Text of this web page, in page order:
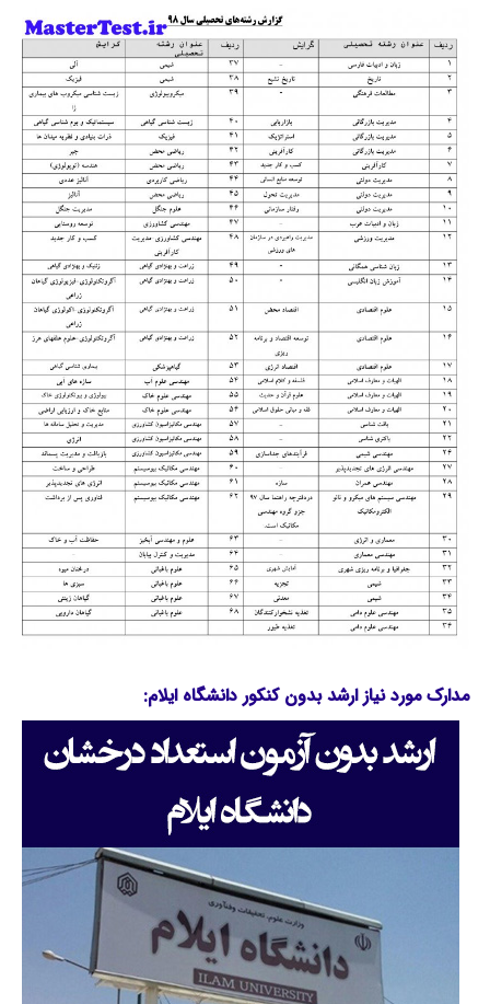
مدارک مورد نیاز ارشد بدون کنکور دانشگاه ایلام: